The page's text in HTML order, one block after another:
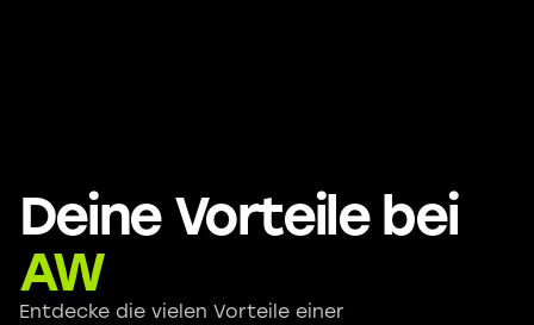
Deine Vorteile bei
AW
Entdecke die vielen Vorteile einer